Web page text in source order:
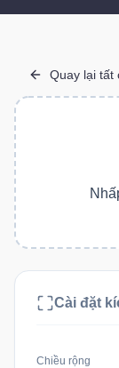
Quay lại tất
Cài đặt
Chiều rộng